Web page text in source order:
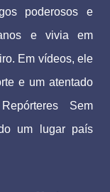
poderosos e
e vivia em
Em vídeos, ele
e um atentado
Sem
um lugar país